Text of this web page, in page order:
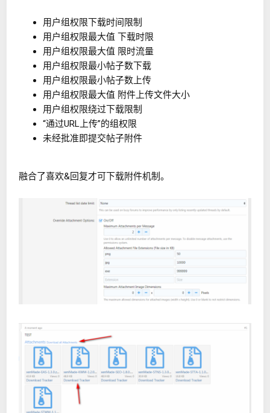
用户组权限下载时间限制
用户组权限最大值 下载时限
用户组权限最大值 限时流量
用户组权限最小帖子数下载
用户组权限最小帖子数上传
用户组权限最大值 附件上传文件大小
用户组权限绕过下载限制
“通过URL上传”的组权限
未经批准即提交帖子附件
融合了喜欢&回复才可下载附件机制。